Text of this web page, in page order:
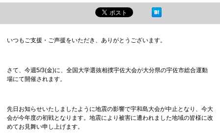
いつもご支援・ご声援をいただき、ありがとうございます。
さて、今週5/3(金)に、全国大学選抜相撲宇佐大会が大分県の宇佐市総合運動
場にて開催されます。
先日お知らせいたしましたように地震の影響で宇和島大会が中止となり、今大
会が今年度の初戦となります。地震により被害に遭われました地域の皆様に改
めてお見舞い申し上げます。